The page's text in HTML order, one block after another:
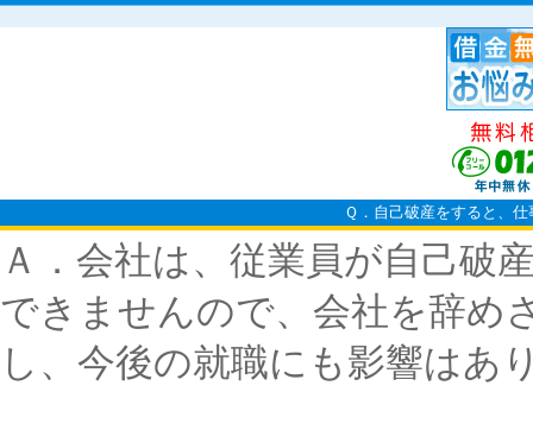
Ｑ．自己破産をすると、
Ａ．会社は、従業員が自己破
できませんので、会社を辞め
し、今後の就職にも影響はあ